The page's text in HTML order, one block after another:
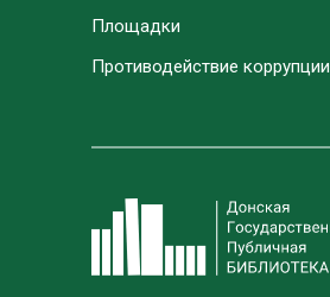
Площадки
Противодействие коррупции